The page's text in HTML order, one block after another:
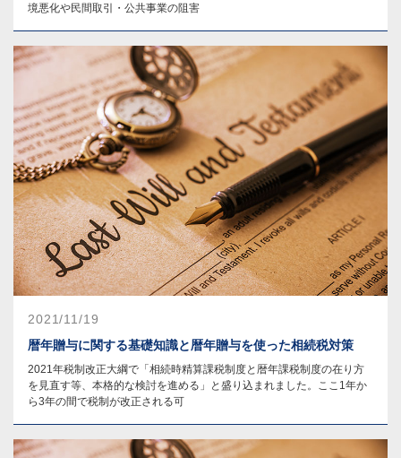
境悪化や民間取引・公共事業の阻害
2021/11/19
暦年贈与に関する基礎知識と暦年贈与を使った相続税対策
2021年税制改正大綱で「相続時精算課税制度と暦年課税制度の在り方
を見直す等、本格的な検討を進める」と盛り込まれました。ここ1年か
ら3年の間で税制が改正される可